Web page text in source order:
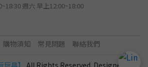
週六 早上12:00~18:00
購物須知 常見問題 聯絡我們